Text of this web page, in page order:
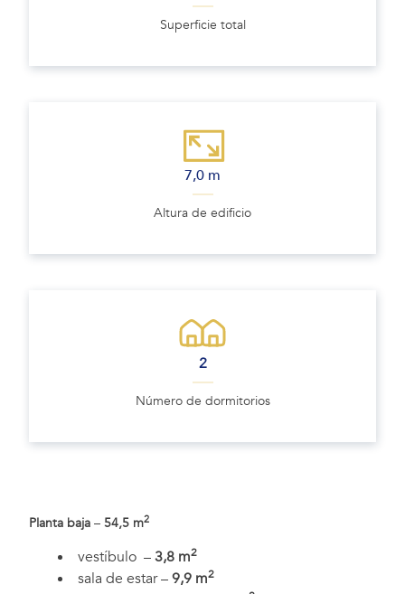
Superficie total
7,0 m
Altura de edificio
2
Número de dormitorios
Planta baja – 54,5 m2
vestíbulo –3,8 m2
sala de estar –9,9 m2